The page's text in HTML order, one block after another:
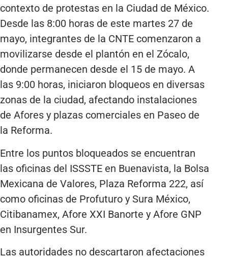
contexto de protestas en la Ciudad de México.
Desde las 8:00 horas de este martes 27 de
mayo, integrantes de la CNTE comenzaron a
movilizarse desde el plantón en el Zócalo,
donde permanecen desde el 15 de mayo. A
las 9:00 horas, iniciaron bloqueos en diversas
zonas de la ciudad, afectando instalaciones
de Afores y plazas comerciales en Paseo de
la Reforma.
Entre los puntos bloqueados se encuentran
las oficinas del ISSSTE en Buenavista, la Bolsa
Mexicana de Valores, Plaza Reforma 222, así
como oficinas de Profuturo y Sura México,
Citibanamex, Afore XXI Banorte y Afore GNP
en Insurgentes Sur.
Las autoridades no descartaron afectaciones